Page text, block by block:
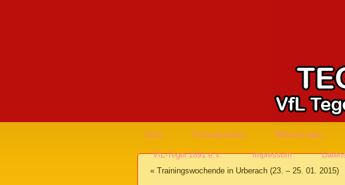
Start Trainingszeiten Matten-Paten
VfL-Tegel 1891 e.V. Impressum
« Trainingswochende in Urberach (23. – 25. 01. 2015)